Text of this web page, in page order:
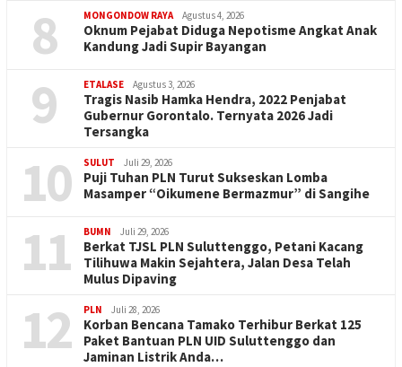
8 MONGONDOW RAYA Agustus 4, 2026
Oknum Pejabat Diduga Nepotisme Angkat Anak
Kandung Jadi Supir Bayangan
9 ETALASE Agustus 3, 2026
Tragis Nasib Hamka Hendra, 2022 Penjabat
Gubernur Gorontalo. Ternyata 2026 Jadi
Tersangka
10 SULUT Juli 29, 2026
Puji Tuhan PLN Turut Sukseskan Lomba
Masamper “Oikumene Bermazmur” di Sangihe
11 BUMN Juli 29, 2026
Berkat TJSL PLN Suluttenggo, Petani Kacang
Tilihuwa Makin Sejahtera, Jalan Desa Telah
Mulus Dipaving
12 PLN Juli 28, 2026
Korban Bencana Tamako Terhibur Berkat 125
Paket Bantuan PLN UID Suluttenggo dan
Jaminan Listrik Anda…